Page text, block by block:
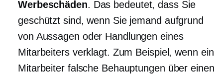
Werbeschäden. Das bedeutet, dass Sie
geschützt sind, wenn Sie jemand aufgrund
von Aussagen oder Handlungen eines
Mitarbeiters verklagt. Zum Beispiel, wenn ein
Mitarbeiter falsche Behauptungen über einen